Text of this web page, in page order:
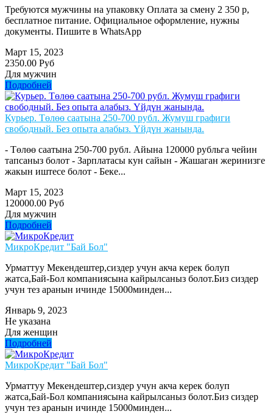
Требуются мужчины на упаковку Оплата за смену 2 350 р,
бесплатное питание. Официальное оформление, нужны
документы. Пишите в WhatsApp
Март 15, 2023
2350.00 Руб
Для мужчин
Подробней
Курьер. Төлөө саатына 250-700 рубл. Жумуш графиги
свободный. Без опыта алабыз. Үйдүн жанында.
- Төлөө саатына 250-700 рубл. Айына 120000 рубльга чейин
тапсаныз болот - Зарплатасы кун сайын - Жашаган жеринизге
жакын иштесе болот - Беке...
Март 15, 2023
120000.00 Руб
Для мужчин
Подробней
МикроКредит "Бай Бол"
Урматтуу Мекендештер,сиздер учун акча керек болуп
жатса,Бай-Бол компаниясына кайрылсаныз болот.Биз сиздер
учун тез аранын ичинде 15000минден...
Январь 9, 2023
Не указана
Для женщин
Подробней
МикроКредит "Бай Бол"
Урматтуу Мекендештер,сиздер учун акча керек болуп
жатса,Бай-Бол компаниясына кайрылсаныз болот.Биз сиздер
учун тез аранын ичинде 15000минден...